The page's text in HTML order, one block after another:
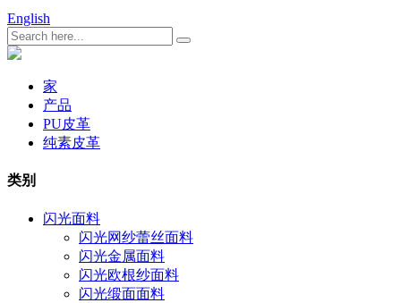
English
家
产品
PU皮革
纯素皮革
类别
闪光面料
闪光网纱蕾丝面料
闪光金属面料
闪光欧根纱面料
闪光缎面面料